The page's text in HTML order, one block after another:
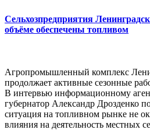
Сельхозпредприятия
объёме обеспечены топливом
Агропромышленный комплекс
продолжает активные сезонные
В интервью информационному
губернатор Александр Дрозденко
ситуация на топливном рынке не
влияния на деятельность местных